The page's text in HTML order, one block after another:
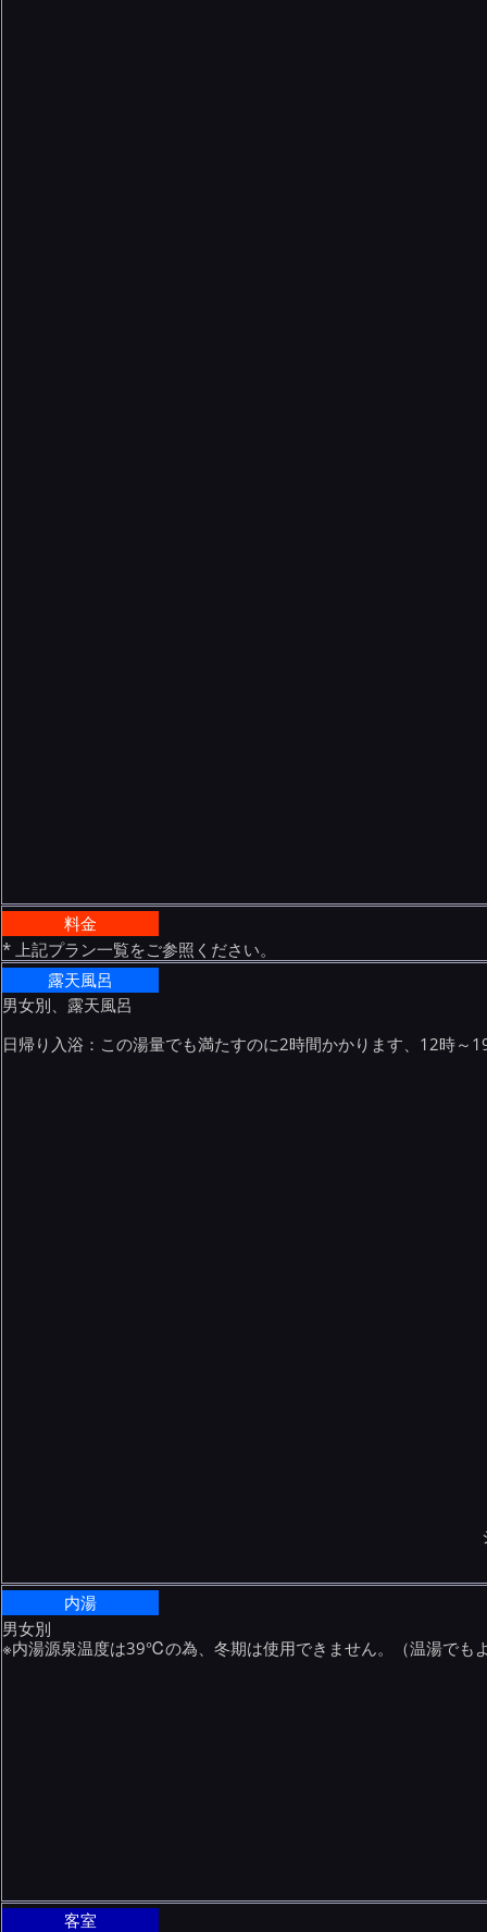
料金
* 上記プラン一覧をご参照ください。
露天風呂
男女別、露天風呂
日帰り入浴：この湯量でも満たすのに2時間かかります、12時～
内湯
男女別
※内湯源泉温度は39℃の為、冬期は使用できません。（温湯でも
客室